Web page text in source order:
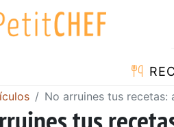
No arruines tus
tus